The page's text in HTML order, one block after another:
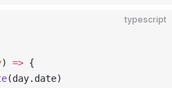
typescript
) => {
(day.date)